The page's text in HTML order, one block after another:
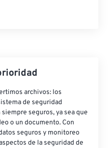
archivos: los
de seguridad
seguros, ya sea que
o un documento. Con
seguros y monitoreo
de la seguridad de